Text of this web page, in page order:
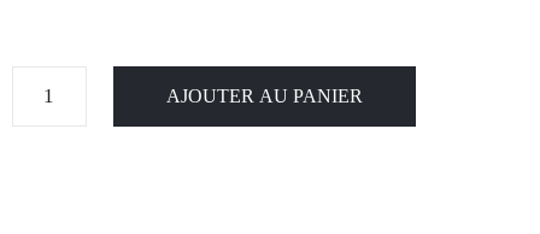
AJOUTER AU PANIER